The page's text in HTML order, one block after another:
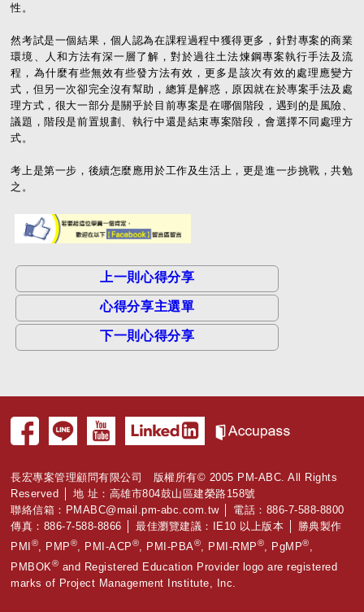
性。
然考試是一個結果，個人認為在課程過程中獲得更多，針對專案的商業
環境、人和方法有深一層了解，對於過往土法煉鋼專案執行手法及流
程，為什麼有些無效有些發方法有效，更多是該次有效的處理應變方
式，但另一次卻完全沒有幫助，總算是解惑，原因就在於專案手法及處
理方式，很大一部分是關乎於目前專案是在哪個階段，遇到的是風險、
議題，階段是前置規劃、執行中還是結束專案階段，會選擇不同處理方
式。
考上是第一步，後續怎麼應用於工作及生活上，更是進一步挑戰，共勉
之。
上一則心得分享
心得分享主選單
下一則心得分享
長宏專案管理顧問有限公司 版權所有© 2005 PM-ABC. All Rights
Reserved │ 地 址：高雄市804鼓山區建榮路158號
聯絡信箱： PMABC@mail.pm-abc.com.tw│ 電話：886-7-588-8800
傳真：886-7-588-8866 │ 最佳瀏覽建議：IE10 以上版本 │ 勝典製作
PMI ® , PMP® , PMI-ACP® , PMI-PBA® , PMI-RMP® , PgMP®
PMBOK® and Registered Education Provider logo are registered
marks of Project Management Institute, Inc.